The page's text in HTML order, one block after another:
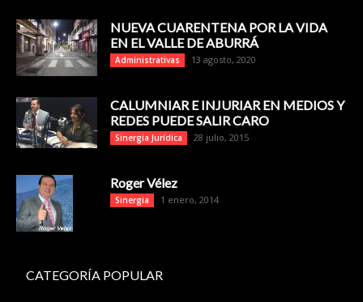
NUEVA CUARENTENA POR LA VIDA
EN EL VALLE DE ABURRÁ
Administrativas 13 agosto, 2020
CALUMNIAR E INJURIAR EN MEDIOS Y
REDES PUEDE SALIR CARO
Sinergia Jurídica 28 julio, 2015
Roger Vélez
Sinergia 1 enero, 2014
CATEGORÍA POPULAR